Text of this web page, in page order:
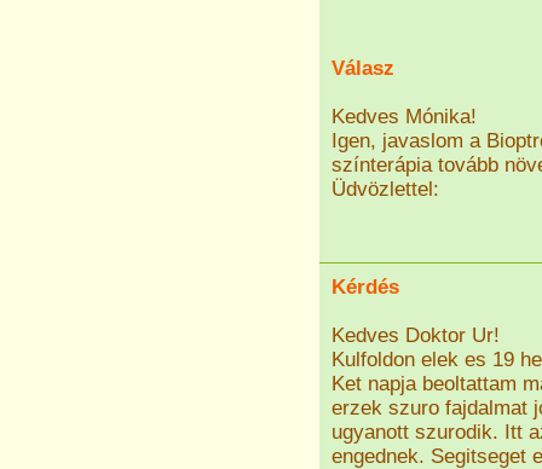
Válasz
Kedves Mónika!
Igen, javaslom a
színterápia tovább
Üdvözlettel:
Kérdés
Kedves Doktor Ur!
Kulfoldon elek es 19
Ket napja beoltattam
erzek szuro fajdalmat
ugyanott szurodik. Itt
engednek. Segitseget